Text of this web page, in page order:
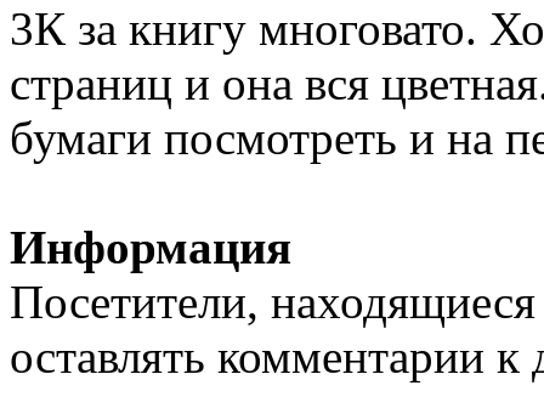
3К за книгу многовато.
страниц и она вся
бумаги посмотреть и на
Информация
Посетители,
оставлять комментарии